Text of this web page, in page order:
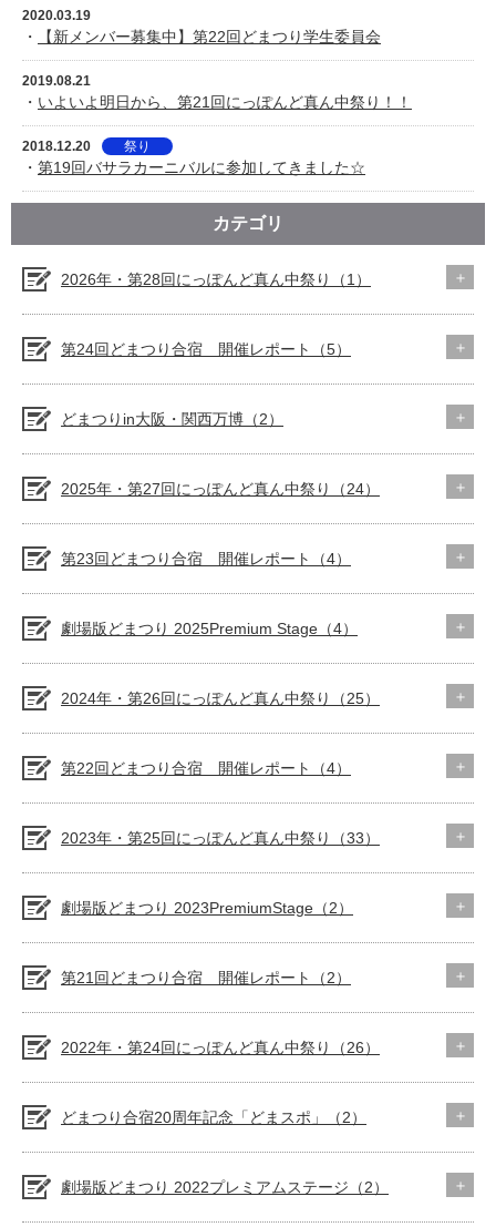
2020.03.19
・ 【新メンバー募集中】第22回どまつり学生委員会
2019.08.21
・ いよいよ明日から、第21回にっぽんど真ん中祭り！！
2018.12.20 祭り
・ 第19回バサラカーニバルに参加してきました☆
カテゴリ
2026年・第28回にっぽんど真ん中祭り（1）
第24回どまつり合宿 開催レポート（5）
どまつりin大阪・関西万博（2）
2025年・第27回にっぽんど真ん中祭り（24）
第23回どまつり合宿 開催レポート（4）
劇場版どまつり 2025Premium Stage（4）
2024年・第26回にっぽんど真ん中祭り（25）
第22回どまつり合宿 開催レポート（4）
2023年・第25回にっぽんど真ん中祭り（33）
劇場版どまつり 2023PremiumStage（2）
第21回どまつり合宿 開催レポート（2）
2022年・第24回にっぽんど真ん中祭り（26）
どまつり合宿20周年記念「どまスポ」（2）
劇場版どまつり 2022プレミアムステージ（2）